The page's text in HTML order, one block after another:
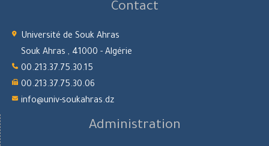
Contact
Université de Souk Ahras
Souk Ahras , 41000 - Algérie
00.213.37.75.30.15
00.213.37.75.30.06
info@univ-soukahras.dz
Administration